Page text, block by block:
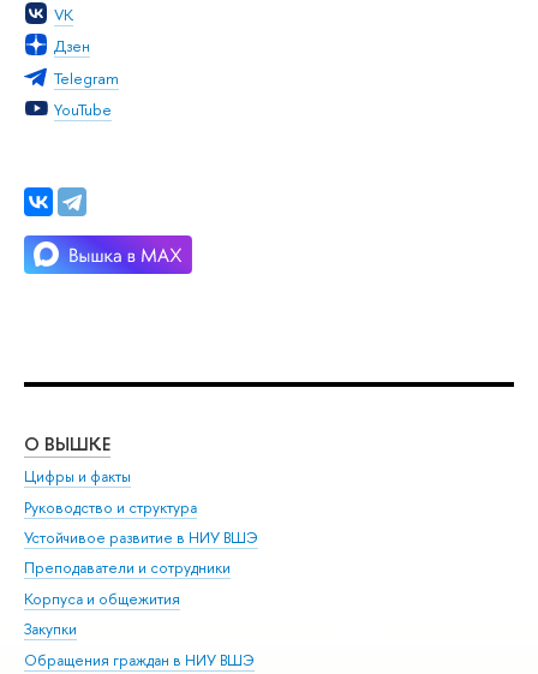
VK
Дзен
Telegram
YouTube
О ВЫШКЕ
Цифры и факты
Руководство и структура
Устойчивое развитие в НИУ ВШЭ
Преподаватели и сотрудники
Корпуса и общежития
Закупки
Обращения граждан в НИУ ВШЭ